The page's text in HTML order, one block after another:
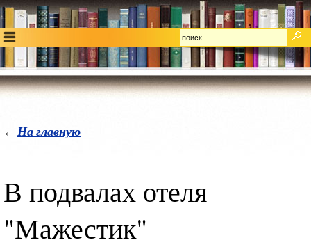
← На главную
В подвалах отеля
"Мажестик"